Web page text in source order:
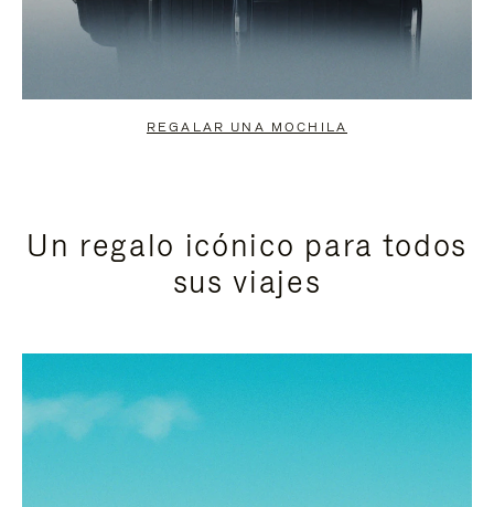
REGALAR UNA MOCHILA
Un regalo icónico para todos
sus viajes